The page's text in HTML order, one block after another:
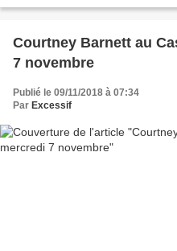
Courtney Barnett au
7 novembre
Publié le 09/11/2018 à 07:34
Par Excessif